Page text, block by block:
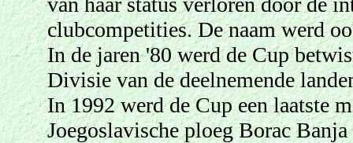
clubcompetities. De naam werd
In de jaren '80 werd de Cup
Divisie van de deelnemende
In 1992 werd de Cup een laatste
Joegoslavische ploeg Borac